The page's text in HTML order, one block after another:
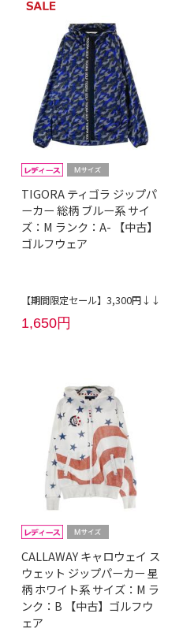
TIGORA ティゴラ ジップパ
ーカー 総柄 ブルー系 サイ
ズ：M ランク：A- 【中古】
ゴルフウェア
【期間限定セール】3,300円↓↓
1,650円
CALLAWAY キャロウェイ ス
ウェット ジップパーカー 星
柄 ホワイト系 サイズ：M ラ
ンク：B 【中古】ゴルフウ
ェア